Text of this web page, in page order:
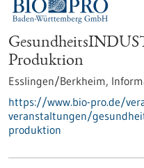
Produktion
Esslingen/Berkheim,
https://www.bio-pro.de/
veranstaltungen/
produktion